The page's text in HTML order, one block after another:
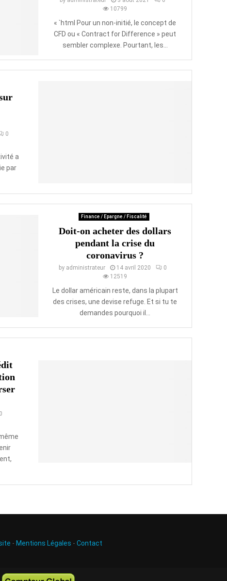
10799
« `html Pour un non-initié, le concept de
CFD ou « Contract for Difference » peut
sembler complexe. Pourtant, les...
0
a
par
Finance / Epargne / Fiscalité
Doit-on acheter des dollars
pendant la crise du
coronavirus ?
by administrateur 14 avril 2020
0
12519
Le dollar américain reste, dans la plupart
des crises, une devise refuge. Et si tu te
demandes pourquoi il...
0
- Mentions Légales - Contact